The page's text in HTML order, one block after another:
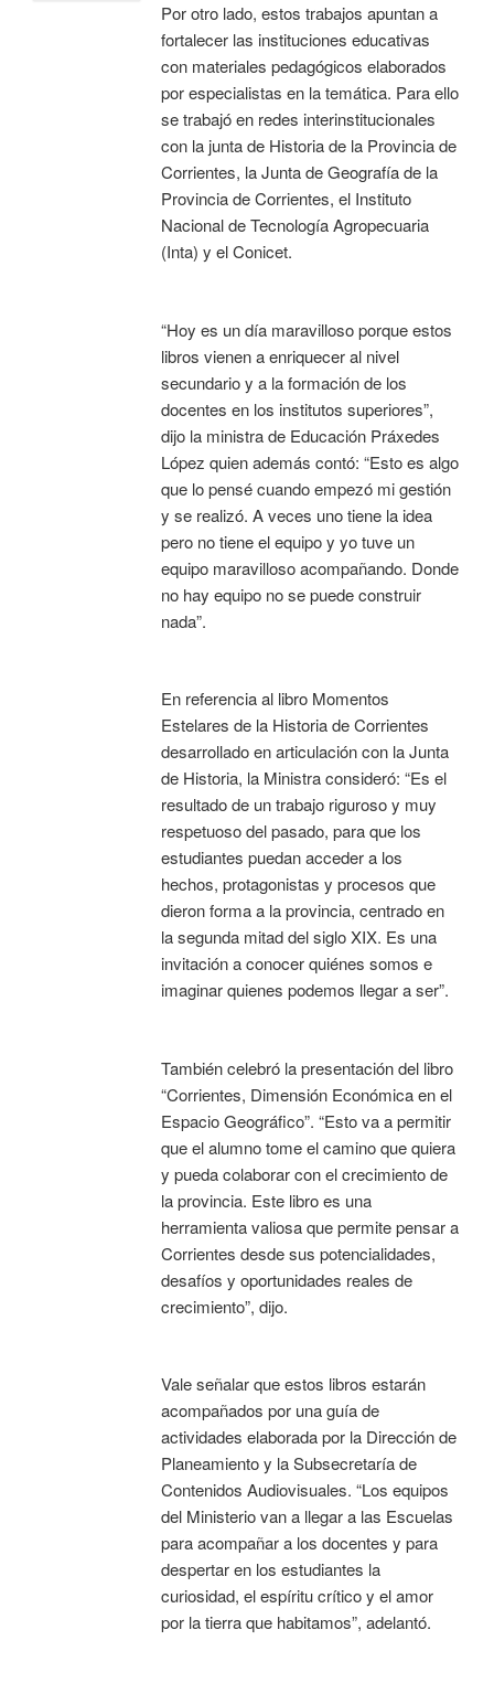
Por otro lado, estos trabajos apuntan a
fortalecer las instituciones educativas
con materiales pedagógicos elaborados
por especialistas en la temática. Para ello
se trabajó en redes interinstitucionales
con la junta de Historia de la Provincia de
Corrientes, la Junta de Geografía de la
Provincia de Corrientes, el Instituto
Nacional de Tecnología Agropecuaria
(Inta) y el Conicet.
“Hoy es un día maravilloso porque estos
libros vienen a enriquecer al nivel
secundario y a la formación de los
docentes en los institutos superiores”,
dijo la ministra de Educación Práxedes
López quien además contó: “Esto es algo
que lo pensé cuando empezó mi gestión
y se realizó. A veces uno tiene la idea
pero no tiene el equipo y yo tuve un
equipo maravilloso acompañando. Donde
no hay equipo no se puede construir
nada”.
En referencia al libro Momentos
Estelares de la Historia de Corrientes
desarrollado en articulación con la Junta
de Historia, la Ministra consideró: “Es el
resultado de un trabajo riguroso y muy
respetuoso del pasado, para que los
estudiantes puedan acceder a los
hechos, protagonistas y procesos que
dieron forma a la provincia, centrado en
la segunda mitad del siglo XIX. Es una
invitación a conocer quiénes somos e
imaginar quienes podemos llegar a ser”.
También celebró la presentación del libro
“Corrientes, Dimensión Económica en el
Espacio Geográfico”. “Esto va a permitir
que el alumno tome el camino que quiera
y pueda colaborar con el crecimiento de
la provincia. Este libro es una
herramienta valiosa que permite pensar a
Corrientes desde sus potencialidades,
desafíos y oportunidades reales de
crecimiento”, dijo.
Vale señalar que estos libros estarán
acompañados por una guía de
actividades elaborada por la Dirección de
Planeamiento y la Subsecretaría de
Contenidos Audiovisuales. “Los equipos
del Ministerio van a llegar a las Escuelas
para acompañar a los docentes y para
despertar en los estudiantes la
curiosidad, el espíritu crítico y el amor
por la tierra que habitamos”, adelantó.